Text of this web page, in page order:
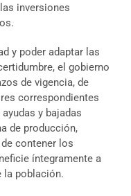
inversiones
y poder adaptar las
el gobierno
de vigencia, de
correspondientes
y bajadas
de producción,
contener los
íntegramente a
la población.